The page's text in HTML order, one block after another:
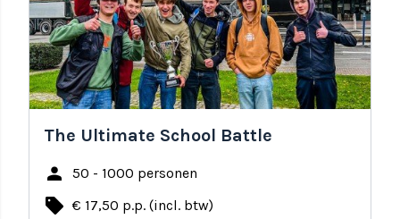
The Ultimate School Battle
person 50 - 1000 personen
local_offer € 17,50 p.p. (incl. btw)